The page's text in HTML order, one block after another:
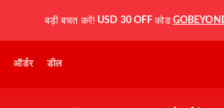
बड़ी बचत करें! USD 30 OFF कोड
ऑर्डर डील